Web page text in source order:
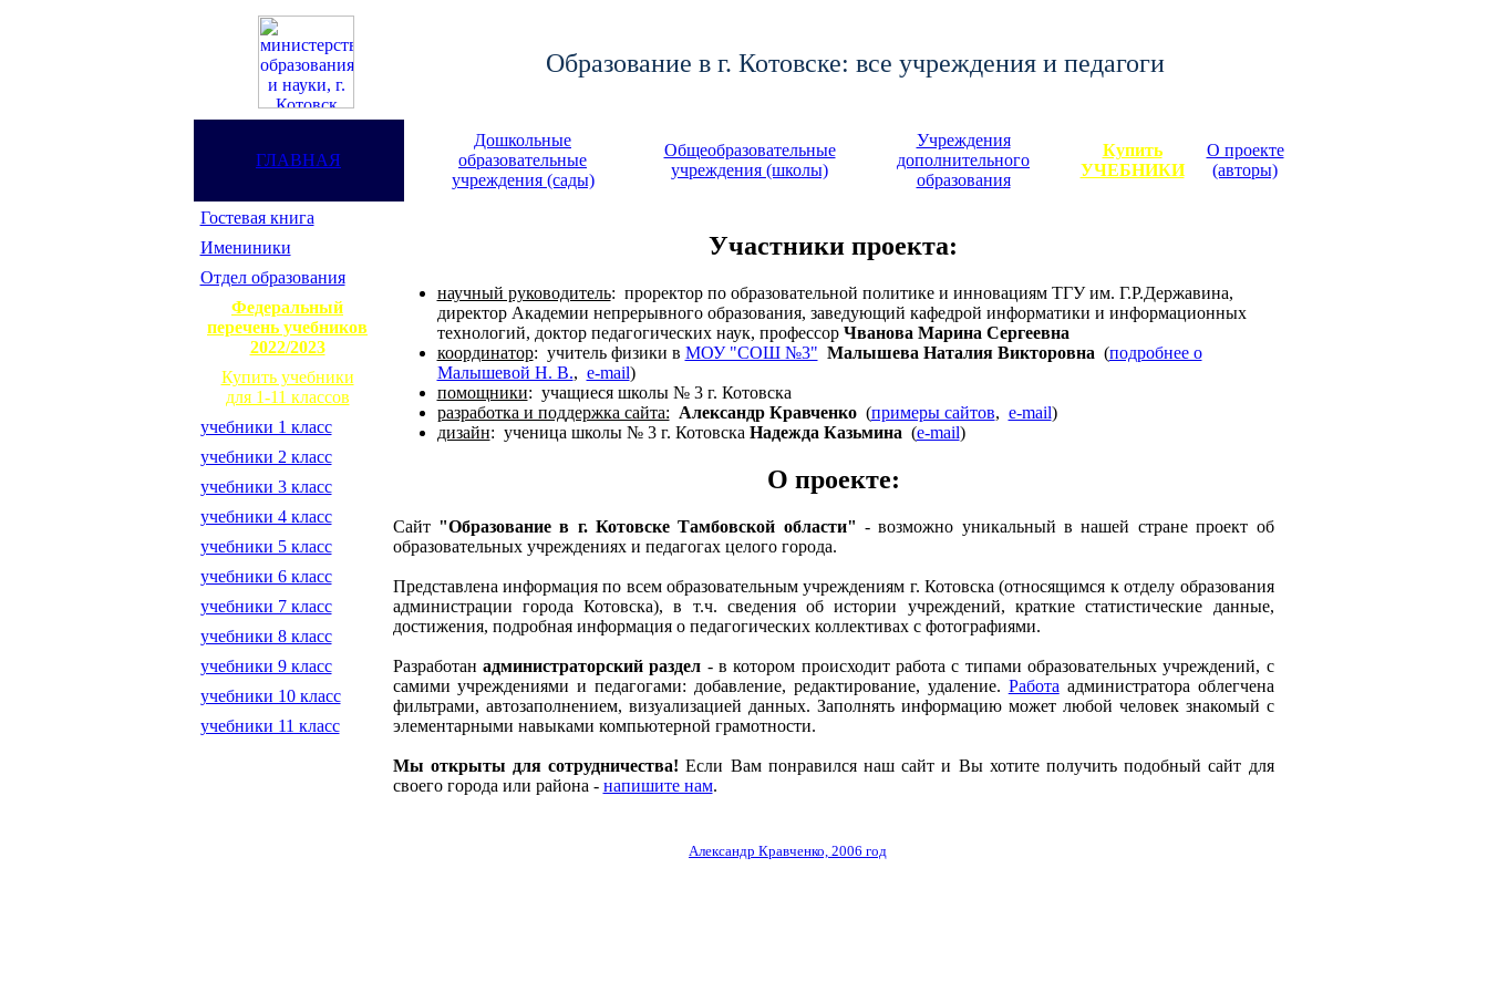
Образование в г. Котовске: все учреждения и педагоги
ГЛАВНАЯ
Дошкольные
образовательные
учреждения (сады)
Общеобразовательные
учреждения (школы)
Учреждения
дополнительного
образования
Купить
УЧЕБНИКИ
О проекте
(авторы)
Гостевая книга
Имениники
Отдел образования
Федеральный
перечень учебников
2022/2023
Купить учебники
для 1-11 классов
учебники 1 класс
учебники 2 класс
учебники 3 класс
учебники 4 класс
учебники 5 класс
учебники 6 класс
учебники 7 класс
учебники 8 класс
учебники 9 класс
учебники 10 класс
учебники 11 класс
Участники проекта:
научный руководитель: проректор по образовательной политике и инновациям ТГУ им. Г.Р.Державина,
директор Академии непрерывного образования, заведующий кафедрой информатики и информационных
технологий, доктор педагогических наук, профессор Чванова Марина Сергеевна
координатор: учитель физики в МОУ "СОШ №3" Малышева Наталия Викторовна (подробнее о
Малышевой Н. В., e-mail)
помощники: учащиеся школы № 3 г. Котовска
разработка и поддержка сайта: Александр Кравченко(примеры сайтов, e-mail)
дизайн: ученица школы № 3 г. Котовска Надежда Казьмина (e-mail)
О проекте:
Сайт "Образование в г. Котовске Тамбовской области" - возможно уникальный в нашей стране проект об
образовательных учреждениях и педагогах целого города.
Представлена информация по всем образовательным учреждениям г. Котовска (относящимся к отделу образования
администрации города Котовска), в т.ч. сведения об истории учреждений, краткие статистические данные,
достижения, подробная информация о педагогических коллективах с фотографиями.
Разработан администраторский раздел - в котором происходит работа с типами образовательных учреждений, с
самими учреждениями и педагогами: добавление, редактирование, удаление. Работа администратора облегчена
фильтрами, автозаполнением, визуализацией данных. Заполнять информацию может любой человек знакомый с
элементарными навыками компьютерной грамотности.
Мы открыты для сотрудничества! Если Вам понравился наш сайт и Вы хотите получить подобный сайт для
своего города или района - напишите нам.
Александр Кравченко, 2006 год